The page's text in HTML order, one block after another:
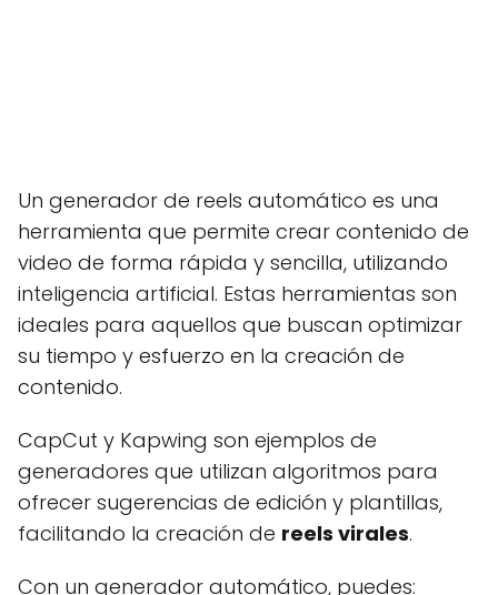
Un generador de reels automático es una
herramienta que permite crear contenido de
video de forma rápida y sencilla, utilizando
inteligencia artificial. Estas herramientas son
ideales para aquellos que buscan optimizar
su tiempo y esfuerzo en la creación de
contenido.
CapCut y Kapwing son ejemplos de
generadores que utilizan algoritmos para
ofrecer sugerencias de edición y plantillas,
facilitando la creación de reels virales.
Con un generador automático, puedes: